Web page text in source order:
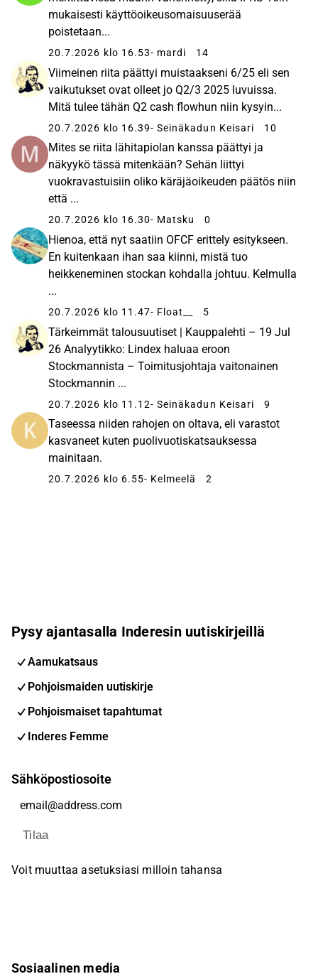
mukaisesti käyttöoikeusomaisuuserää
poistetaan...
20.7.2026 klo 16.53- mardi 14
Viimeinen riita päättyi muistaakseni 6/25 eli sen
vaikutukset ovat olleet jo Q2/3 2025 luvuissa.
Mitä tulee tähän Q2 cash flowhun niin kysyin...
20.7.2026 klo 16.39- Seinäkadun Keisari 10
Mites se riita lähitapiolan kanssa päättyi ja
näkyykö tässä mitenkään? Sehän liittyi
vuokravastuisiin oliko käräjäoikeuden päätös niin
että ...
20.7.2026 klo 16.30- Matsku 0
Hienoa, että nyt saatiin OFCF erittely esitykseen.
En kuitenkaan ihan saa kiinni, mistä tuo
heikkeneminen stockan kohdalla johtuu. Kelmulla
...
20.7.2026 klo 11.47- Float__ 5
Tärkeimmät talousuutiset | Kauppalehti – 19 Jul
26 Analyytikko: Lindex haluaa eroon
Stockmannista – Toimitusjohtaja vaitonainen
Stockmannin ...
20.7.2026 klo 11.12- Seinäkadun Keisari 9
Taseessa niiden rahojen on oltava, eli varastot
kasvaneet kuten puolivuotiskatsauksessa
mainitaan.
20.7.2026 klo 6.55- Kelmeelä 2
Pysy ajantasalla Inderesin uutiskirjeillä
Aamukatsaus
Pohjoismaiden uutiskirje
Pohjoismaiset tapahtumat
Inderes Femme
Sähköpostiosoite
Tilaa
Voit muuttaa asetuksiasi milloin tahansa
Sosiaalinen media